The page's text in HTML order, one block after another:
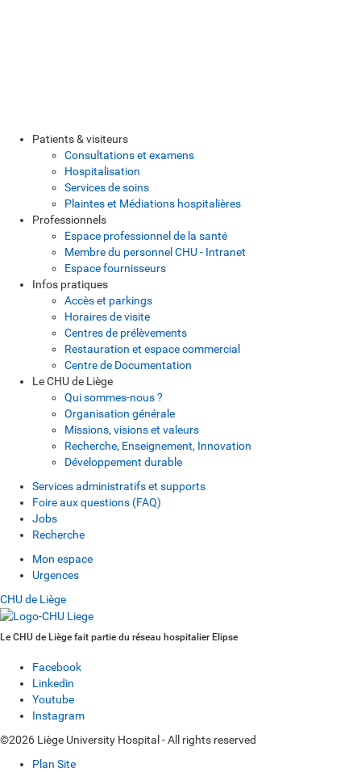
Patients & visiteurs
Consultations et examens
Hospitalisation
Services de soins
Plaintes et Médiations hospitalières
Professionnels
Espace professionnel de la santé
Membre du personnel CHU - Intranet
Espace fournisseurs
Infos pratiques
Accès et parkings
Horaires de visite
Centres de prélèvements
Restauration et espace commercial
Centre de Documentation
Le CHU de Liège
Qui sommes-nous ?
Organisation générale
Missions, visions et valeurs
Recherche, Enseignement, Innovation
Développement durable
Services administratifs et supports
Foire aux questions (FAQ)
Jobs
Recherche
Mon espace
Urgences
CHU de Liège
Le CHU de Liège fait partie du réseau hospitalier Elipse
Facebook
Linkedin
Youtube
Instagram
©2026 Liège University Hospital - All rights reserved
Plan Site